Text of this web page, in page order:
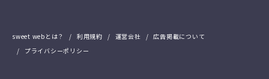
sweet webとは？ 利用規約 運営会社
広告掲載について
プライバシーポリシー